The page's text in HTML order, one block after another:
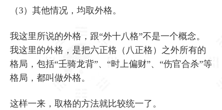
（3）其他情况，均取外格。
我这里所说的外格，跟“外十八格”不是一个概念。
我这里的外格，是把六正格（八正格）之外所有的
格局，包括“壬骑龙背”、“时上偏财”、“伤官合杀”等
格局，都叫做外格。
这样一来，取格的方法就比较统一了。